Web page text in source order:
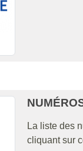
La liste des
cliquant sur